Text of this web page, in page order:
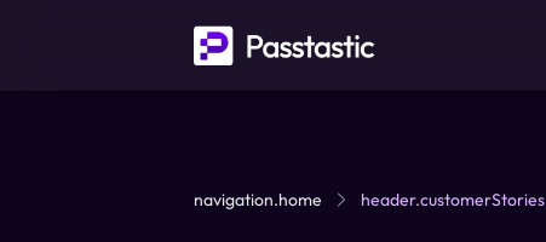
navigation.home header.customerStories